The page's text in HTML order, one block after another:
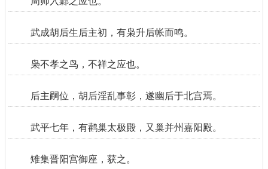
武成胡后生后主初，有枭升后帐而鸣。
枭不孝之鸟，不祥之应也。
后主嗣位，胡后淫乱事彰，遂幽后于北宫焉。
武平七年，有鹳巢太极殿，又巢并州嘉阳殿。
雉集晋阳宫御座，获之。